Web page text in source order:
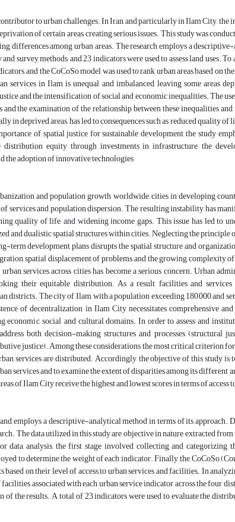
to urban challenges. In Iran, and particularly in Ilam City,
of certain areas, creating serious issues. This study was
differences among urban areas. The research employs a
survey methods, and 23 indicators were used to assess land uses.
and the CoCoSo model was used to rank urban areas based on
in Ilam is unequal and imbalanced, leaving some areas
and the intensification of social and economic inequalities. The
the examination of the relationship between these inequalities
in deprived areas, has led to consequences such as reduced quality of
of spatial justice for sustainable development, the study
equity through investments in infrastructure, the
the adoption of innovative technologies
and population growth worldwide, cities in developing
services and population dispersion. The resulting instability has
quality of life, and widening income gaps. This issue has led to
and dualistic spatial structures within cities. Neglecting the
development plans disrupts the spatial structure and
spatial displacement of problems, and the growing complexity
services across cities has become a serious concern. Urban
their equitable distribution. As a result, facilities and services
districts. The city of Ilam, with a population exceeding 180,000 and
of decentralization in Ilam City necessitates comprehensive
economic, social, and cultural domains. In order to assess and
both decision-making structures and processes (structural
justice). Among these considerations, the most critical criterion
services are distributed. Accordingly, the objective of this study is
services and to examine the extent of disparities among its different
of Ilam City receive the highest and lowest scores in terms of access
employs a descriptive-analytical method in terms of its approach.
The data utilized in this study are objective in nature, extracted
analysis, the first stage involved collecting and categorizing
to determine the weight of each indicator. Finally, the CoCoSo
on their level of access to urban services and facilities. In
associated with each urban service indicator across the four
the results. A total of 23 indicators were used to evaluate the